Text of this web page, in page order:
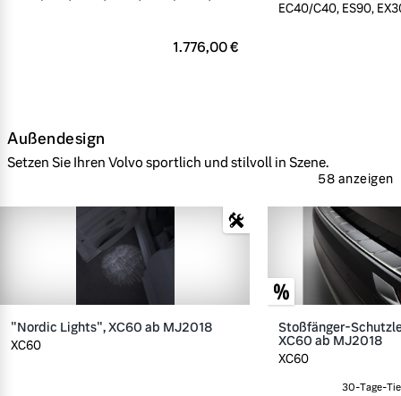
1.776,00 €
EC40/C40, ES90,
Außendesign
Setzen Sie Ihren Volvo sportlich und stilvoll in Szene.
58 anzeigen
"Nordic Lights", XC60 ab MJ2018
XC60
Stoßfänger-
XC60 ab MJ2018
XC60
30-Tage-